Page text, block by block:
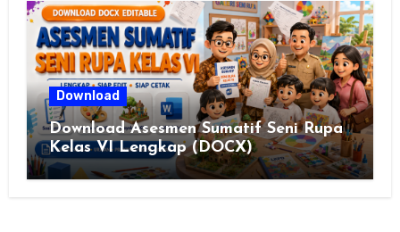
Download
Download Asesmen Sumatif Seni Rupa
Kelas VI Lengkap (DOCX)